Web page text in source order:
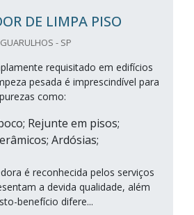
DE LIMPA PISO
- SP
requisitado em edifícios
pesada é imprescindível para
como:
Rejunte em pisos;
Ardósias;
é reconhecida pelos serviços
a devida qualidade, além
benefício difere...